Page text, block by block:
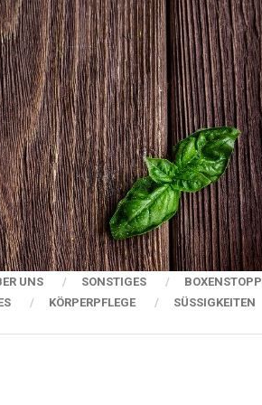
UNS SONSTIGES BOXENSTOPP
KÖRPERPFLEGE SÜSSIGKEITEN